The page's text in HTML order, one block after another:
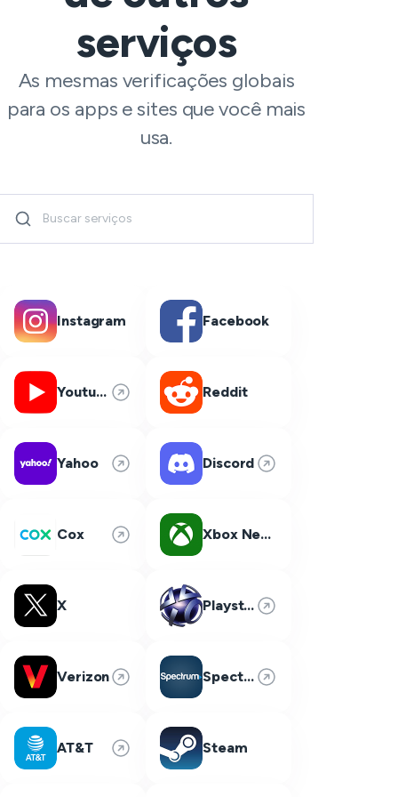
serviços
As mesmas verificações globais
para os apps e sites que você mais
usa.
Instagram Facebook
Youtube Reddit
Yahoo Discord
Cox Xbox Network
X Playstation Network
Verizon Spectrum
AT&T Steam